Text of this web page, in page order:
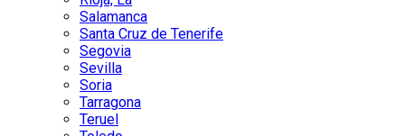
Salamanca
Santa Cruz de Tenerife
Segovia
Sevilla
Soria
Tarragona
Teruel